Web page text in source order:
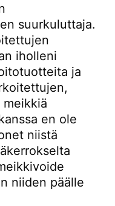
suurkuluttaja.
iholleni
ja
en ole
niistä
niiden päälle